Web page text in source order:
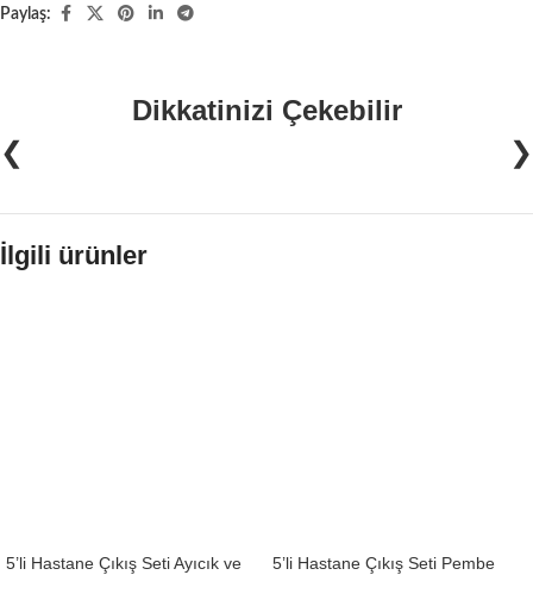
Paylaş:
Dikkatinizi Çekebilir
❮ ❯
İlgili ürünler
5’li Hastane Çıkış Seti Ayıcık ve
5’li Hastane Çıkış Seti Pembe